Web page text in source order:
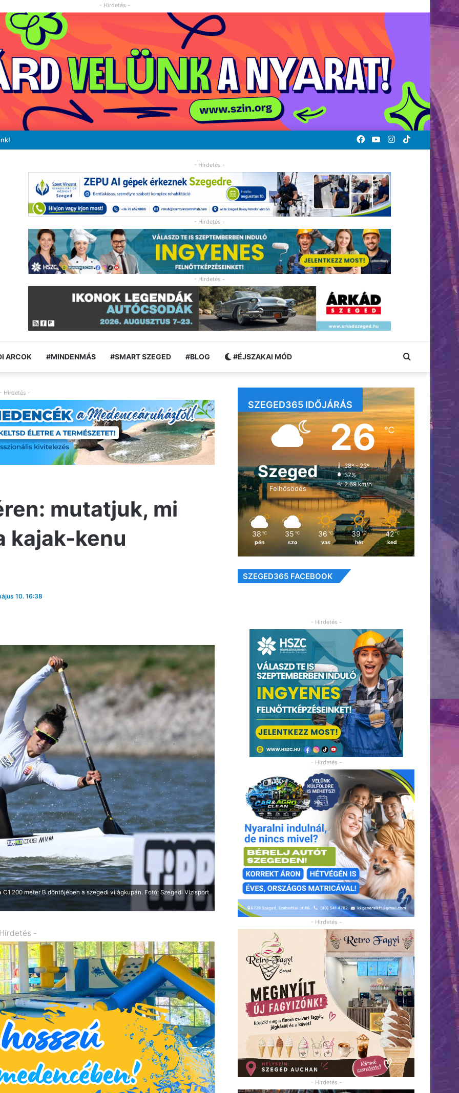
- Hirdetés -
TikTok
Instagram
YouTube
Facebook
- Hirdetés -
- Hirdetés -
- Hirdetés -
ARCOK #MINDENMÁS #SMART SZEGED #BLOG #ÉJSZAKAI MÓD Keresés:
- Hirdetés -
mutatjuk, mi
kajak-kenu
10. 16:38
200 méter B döntőjében a szegedi világkupán. Fotó: Szegedi Vízisport
-
SZEGED365 IDŐJÁRÁS
Szeged
Felhősödés
26℃
38º - 23º
37%
2.69 km/h
38 ℃
pén
35 ℃
szo
36 ℃
vas
39 ℃
hét
42 ℃
ked
SZEGED365 FACEBOOK
- Hirdetés -
- Hirdetés -
- Hirdetés -
- Hirdetés -